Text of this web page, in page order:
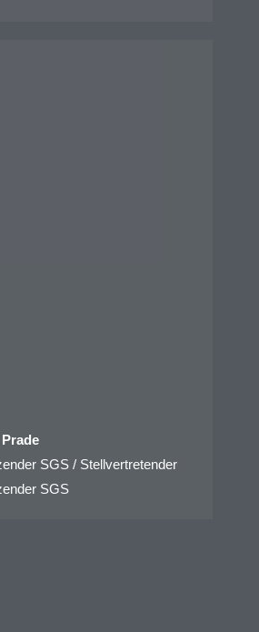
SGS / Stellvertretender
SGS